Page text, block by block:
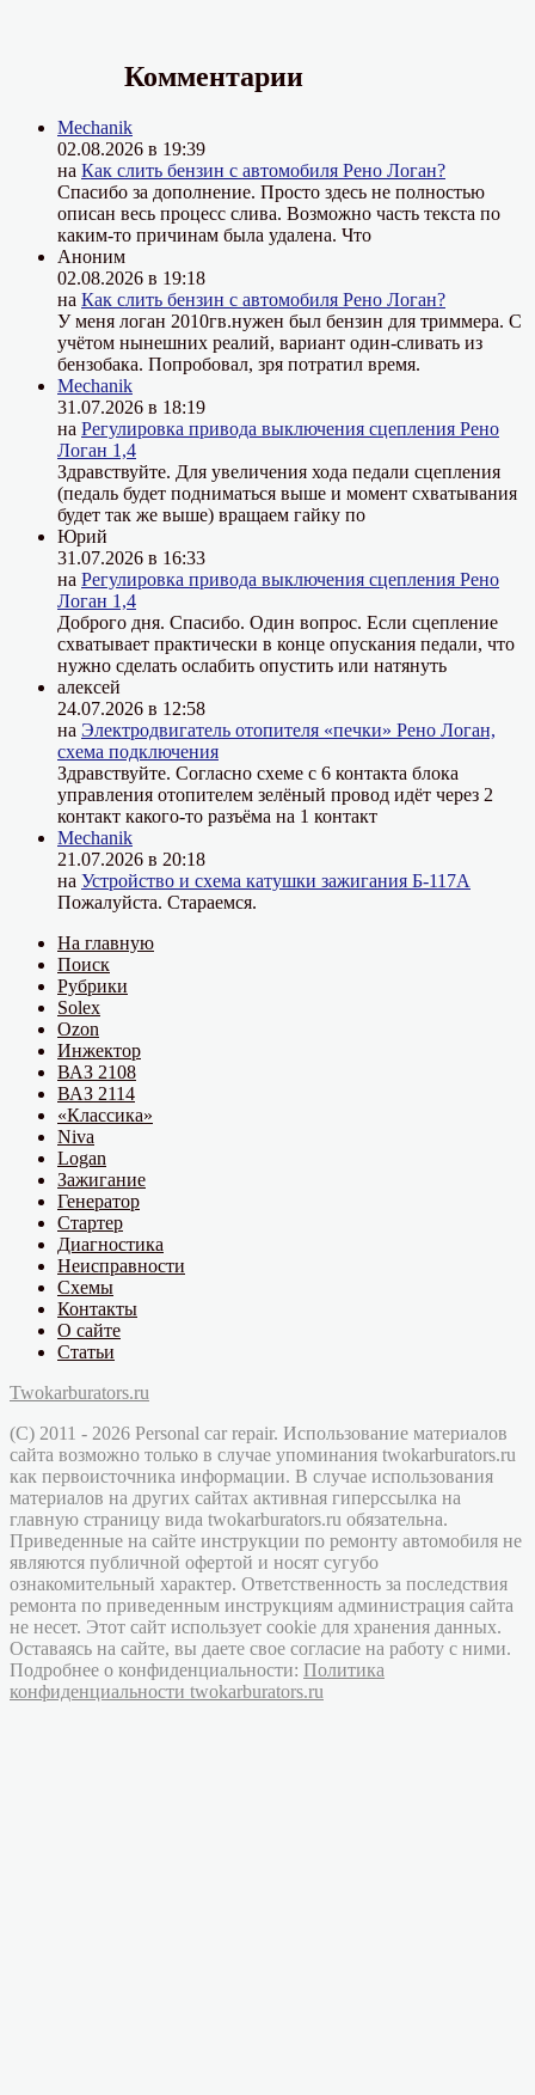
Комментарии
Mechanik
02.08.2026 в 19:39
на Как слить бензин с автомобиля Рено Логан?
Спасибо за дополнение. Просто здесь не полностью
описан весь процесс слива. Возможно часть текста по
каким-то причинам была удалена. Что
Аноним
02.08.2026 в 19:18
на Как слить бензин с автомобиля Рено Логан?
У меня логан 2010гв.нужен был бензин для триммера. С
учётом нынешних реалий, вариант один-сливать из
бензобака. Попробовал, зря потратил время.
Mechanik
31.07.2026 в 18:19
на Регулировка привода выключения сцепления Рено
Логан 1,4
Здравствуйте. Для увеличения хода педали сцепления
(педаль будет подниматься выше и момент схватывания
будет так же выше) вращаем гайку по
Юрий
31.07.2026 в 16:33
на Регулировка привода выключения сцепления Рено
Логан 1,4
Доброго дня. Спасибо. Один вопрос. Если сцепление
схватывает практически в конце опускания педали, что
нужно сделать ослабить опустить или натянуть
алексей
24.07.2026 в 12:58
на Электродвигатель отопителя «печки» Рено Логан,
схема подключения
Здравствуйте. Согласно схеме с 6 контакта блока
управления отопителем зелёный провод идёт через 2
контакт какого-то разъёма на 1 контакт
Mechanik
21.07.2026 в 20:18
на Устройство и схема катушки зажигания Б-117А
Пожалуйста. Стараемся.
На главную
Поиск
Рубрики
Solex
Ozon
Инжектор
ВАЗ 2108
ВАЗ 2114
«Классика»
Niva
Logan
Зажигание
Генератор
Стартер
Диагностика
Неисправности
Схемы
Контакты
О сайте
Статьи
Twokarburators.ru
(C) 2011 - 2026 Personal car repair. Использование материалов
сайта возможно только в случае упоминания twokarburators.ru
как первоисточника информации. В случае использования
материалов на других сайтах активная гиперссылка на
главную страницу вида twokarburators.ru обязательна.
Приведенные на сайте инструкции по ремонту автомобиля не
являются публичной офертой и носят сугубо
ознакомительный характер. Ответственность за последствия
ремонта по приведенным инструкциям администрация сайта
не несет. Этот сайт использует cookie для хранения данных.
Оставаясь на сайте, вы даете свое согласие на работу с ними.
Подробнее о конфиденциальности: Политика
конфиденциальности twokarburators.ru